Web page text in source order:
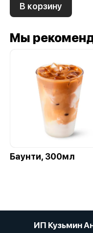
В корзину
Мы
Баунти, 300мл
ИП Кузьмин